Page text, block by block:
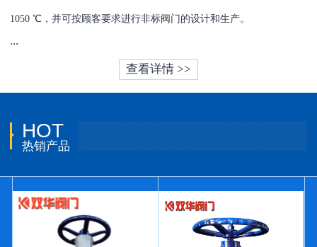
1050 ℃，并可按顾客要求进行非标阀门的设计和生产。
...
查看详情 >>
HOT
热销产品